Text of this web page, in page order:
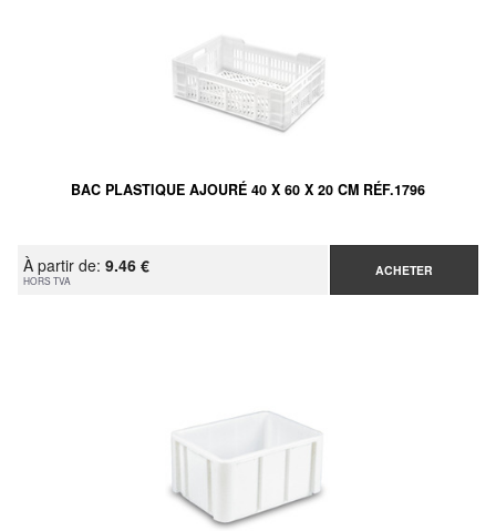
BAC PLASTIQUE AJOURÉ 40 X 60 X 20 CM RÉF.1796
À partir de: 9.46 €
HORS TVA
ACHETER